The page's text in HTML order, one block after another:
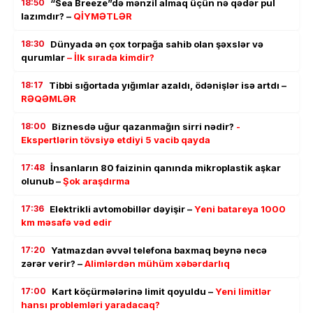
18:50
“Sea Breeze”də mənzil almaq üçün nə qədər pul
lazımdır? – QİYMƏTLƏR
18:30
Dünyada ən çox torpağa sahib olan şəxslər və
qurumlar– İlk sırada kimdir?
18:17
Tibbi sığortada yığımlar azaldı, ödənişlər isə artdı –
RƏQƏMLƏR
18:00 Biznesdə uğur qazanmağın sirri nədir? -
Ekspertlərin tövsiyə etdiyi 5 vacib qayda
17:48 İnsanların 80 faizinin qanında mikroplastik aşkar
olunub –Şok araşdırma
17:36 Elektrikli avtomobillər dəyişir –Yeni batareya 1000
km məsafə vəd edir
17:20 Yatmazdan əvvəl telefona baxmaq beynə necə
zərər verir? –Alimlərdən mühüm xəbərdarlıq
17:00 Kart köçürmələrinə limit qoyuldu –Yeni limitlər
hansı problemləri yaradacaq?